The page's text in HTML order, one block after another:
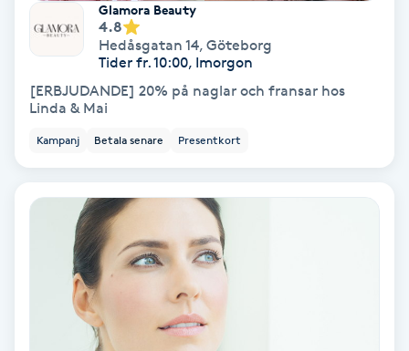
Fransk manikyr
Fransrengöring
Friskvård
Friskvårdsmassage
Funktionsanalys
Glamora Beauty
4.8
Hedåsgatan 14, Göteborg
Tider fr. 10:00, Imorgon
[ERBJUDANDE] 20% på naglar och fransar hos
Linda & Mai
Kampanj Betala senare Presentkort